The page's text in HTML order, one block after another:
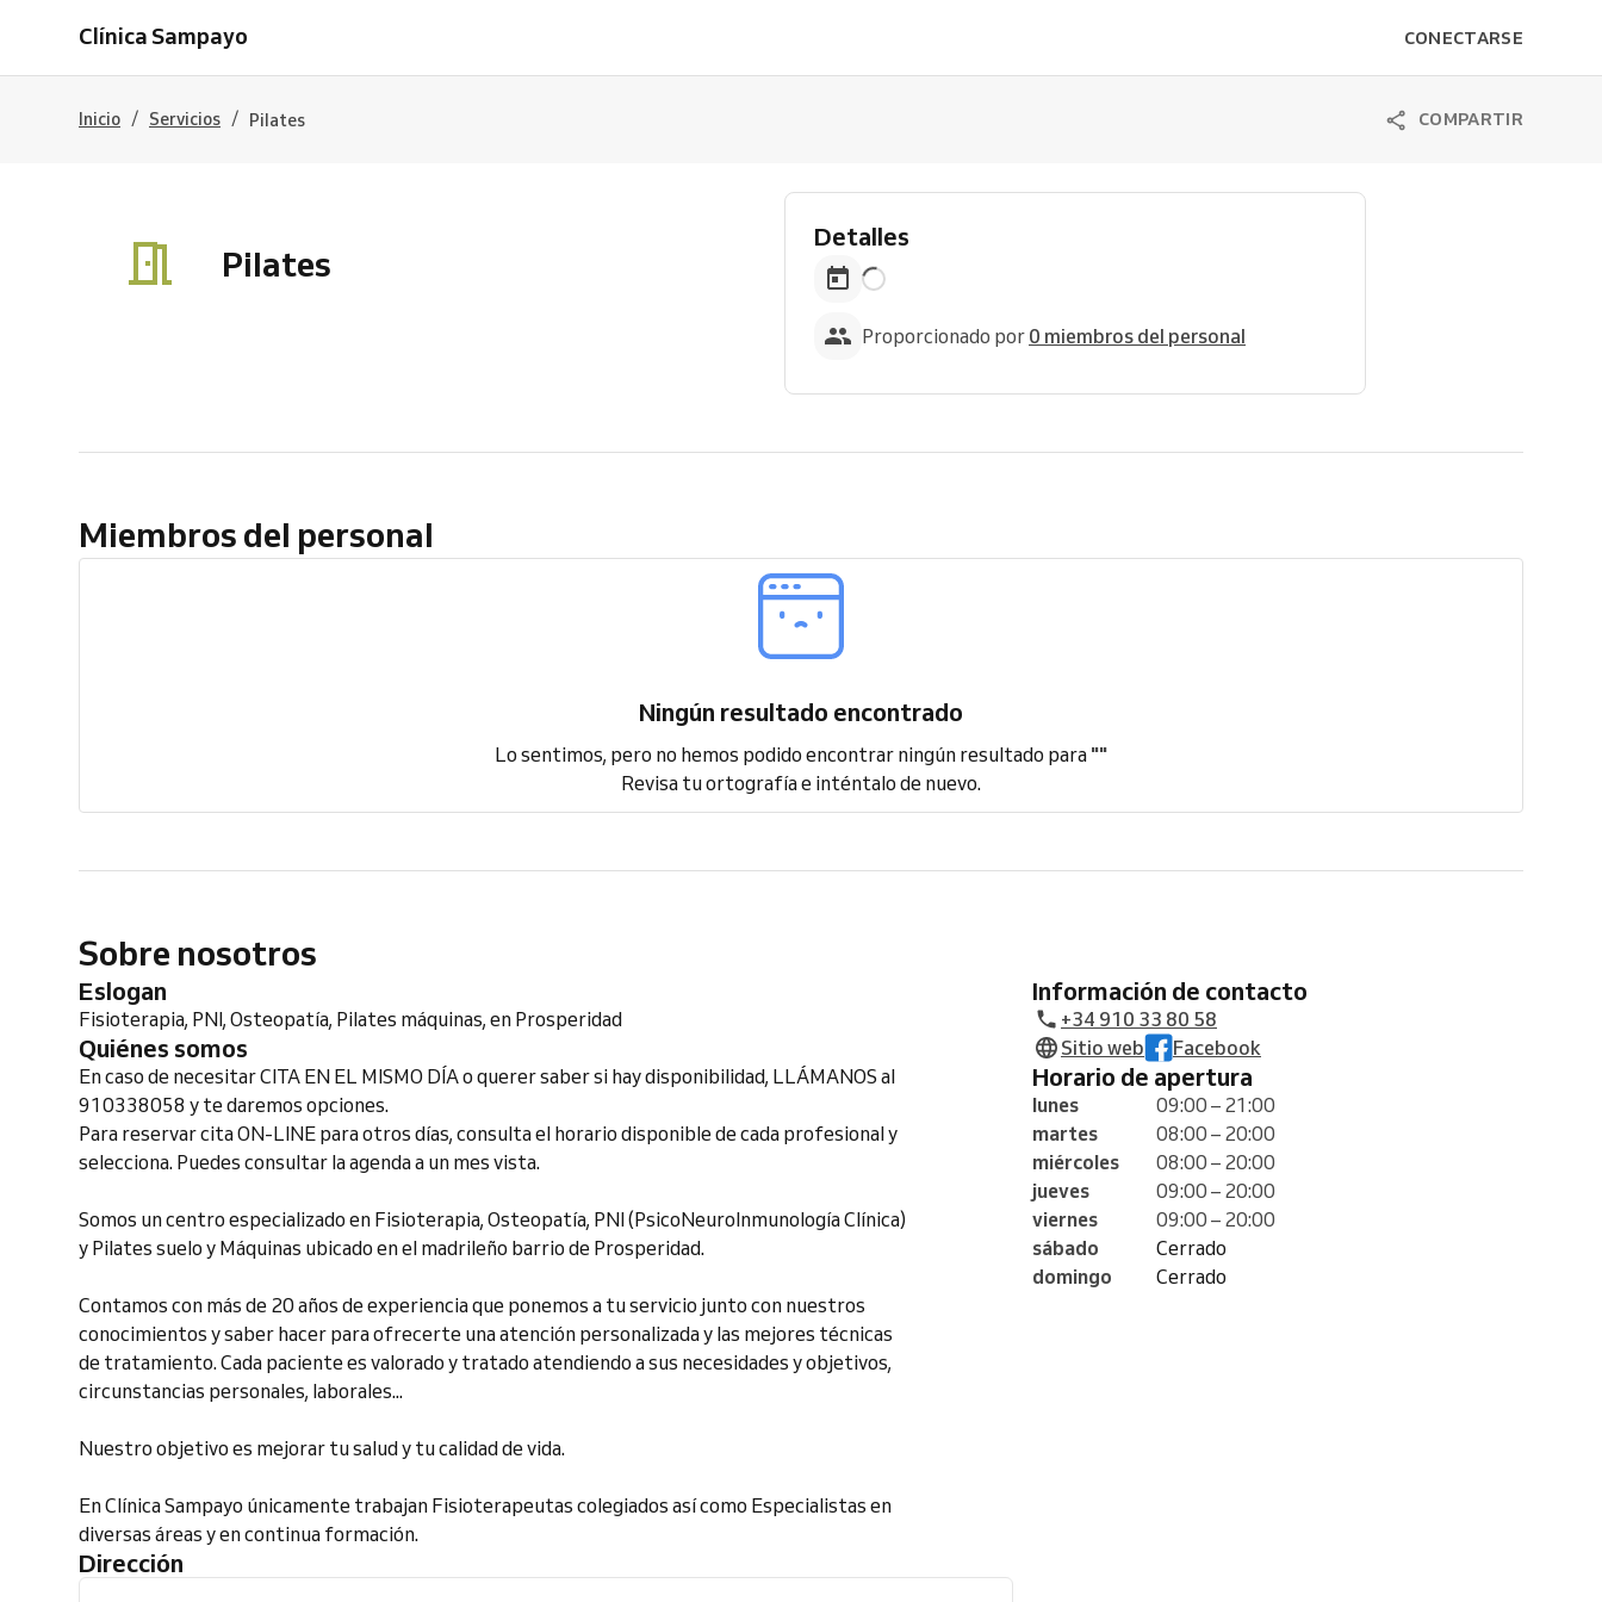
Clínica Sampayo CONECTARSE
Inicio / Servicios / Pilates COMPARTIR
Pilates
Detalles
Proporcionado por 0 miembros del personal
Miembros del personal
Ningún resultado encontrado
Lo sentimos, pero no hemos podido encontrar ningún resultado para ""
Revisa tu ortografía e inténtalo de nuevo.
Sobre nosotros
Eslogan
Fisioterapia, PNI, Osteopatía, Pilates máquinas, en Prosperidad
Quiénes somos
En caso de necesitar CITA EN EL MISMO DÍA o querer saber si hay disponibilidad, LLÁMANOS al
910338058 y te daremos opciones.
Para reservar cita ON-LINE para otros días, consulta el horario disponible de cada profesional y
selecciona. Puedes consultar la agenda a un mes vista.
Somos un centro especializado en Fisioterapia, Osteopatía, PNI (PsicoNeuroInmunología Clínica)
y Pilates suelo y Máquinas ubicado en el madrileño barrio de Prosperidad.
Contamos con más de 20 años de experiencia que ponemos a tu servicio junto con nuestros
conocimientos y saber hacer para ofrecerte una atención personalizada y las mejores técnicas
de tratamiento. Cada paciente es valorado y tratado atendiendo a sus necesidades y objetivos,
circunstancias personales, laborales...
Nuestro objetivo es mejorar tu salud y tu calidad de vida.
En Clínica Sampayo únicamente trabajan Fisioterapeutas colegiados así como Especialistas en
diversas áreas y en continua formación.
Dirección
Información de contacto
+34 910 33 80 58
Sitio web
Facebook
Horario de apertura
lunes
09:00 – 21:00
martes
08:00 – 20:00
miércoles
08:00 – 20:00
jueves
09:00 – 20:00
viernes
09:00 – 20:00
sábado
Cerrado
domingo
Cerrado